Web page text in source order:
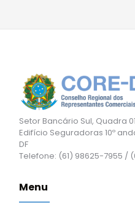
Setor Bancário Sul, Quadra
Edifício Seguradoras 10º
DF
Telefone: (61) 98625-7955 /
Menu